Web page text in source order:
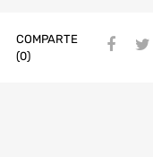
COMPARTE
(0)